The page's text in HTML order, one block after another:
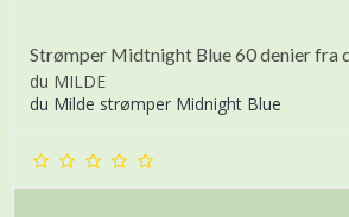
Strømper Midtnight Blue 60 denier fra
du MILDE
du Milde strømper Midnight Blue